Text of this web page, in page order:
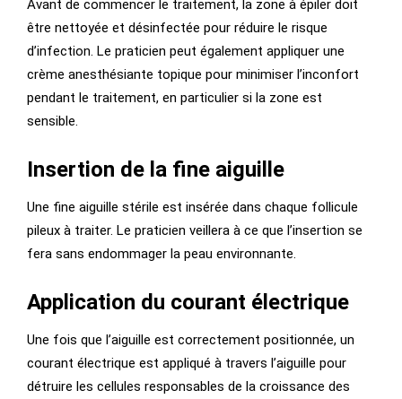
Avant de commencer le traitement, la zone à épiler doit
être nettoyée et désinfectée pour réduire le risque
d’infection. Le praticien peut également appliquer une
crème anesthésiante topique pour minimiser l’inconfort
pendant le traitement, en particulier si la zone est
sensible.
Insertion de la fine aiguille
Une fine aiguille stérile est insérée dans chaque follicule
pileux à traiter. Le praticien veillera à ce que l’insertion se
fera sans endommager la peau environnante.
Application du courant électrique
Une fois que l’aiguille est correctement positionnée, un
courant électrique est appliqué à travers l’aiguille pour
détruire les cellules responsables de la croissance des